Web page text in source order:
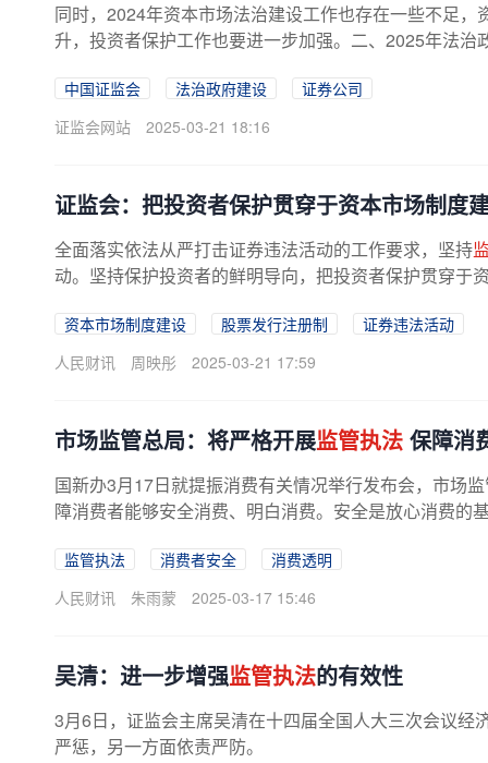
同时，2024年资本市场法治建设工作也存在一些不足
升，投资者保护工作也要进一步加强。二、2025年法
中国证监会 法治政府建设
证券公司
证监会网站
2025-03-21 18:16
证监会：把投资者保护贯穿于资本市场制度
全面落实依法从严打击证券违法活动的工作要求，坚持
动。坚持保护投资者的鲜明导向，把投资者保护贯穿于
资本市场制度建设 股票发行注册制
证券违法活动
人民财讯
周映彤 2025-03-21 17:59
市场监管总局：将严格开展监管执法 保障消
国新办3月17日就提振消费有关情况举行发布会，市场
障消费者能够安全消费、明白消费。安全是放心消费的
监管执法 消费者安全
消费透明
人民财讯
朱雨蒙 2025-03-17 15:46
吴清：进一步增强监管执法的有效性
3月6日，证监会主席吴清在十四届全国人大三次会议经
严惩，另一方面依责严防。